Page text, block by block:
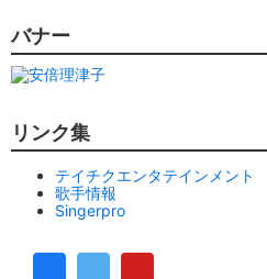
バナー
リンク集
テイチクエンタテインメント
歌手情報
Singerpro